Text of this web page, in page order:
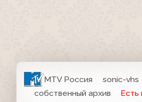
MTV Россия sonic-vhs
собственный архив
Есть